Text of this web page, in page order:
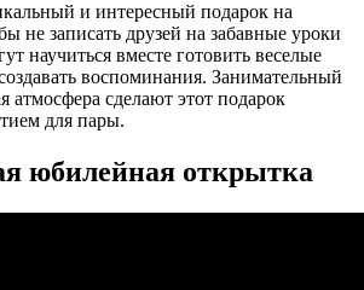
и интересный подарок на
не записать друзей на забавные уроки
научиться вместе готовить веселые
воспоминания. Занимательный
атмосфера сделают этот подарок
для пары.
юбилейная открытка